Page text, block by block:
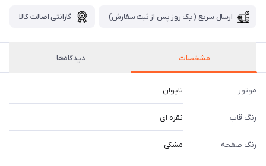
ارسال سریع (یک روز پس از ثبت سفارش) گارانتی اصالت کالا
مشخصات دیدگاه‌ها
موتور تایوان
رنگ قاب نقره ای
رنگ صفحه مشکی